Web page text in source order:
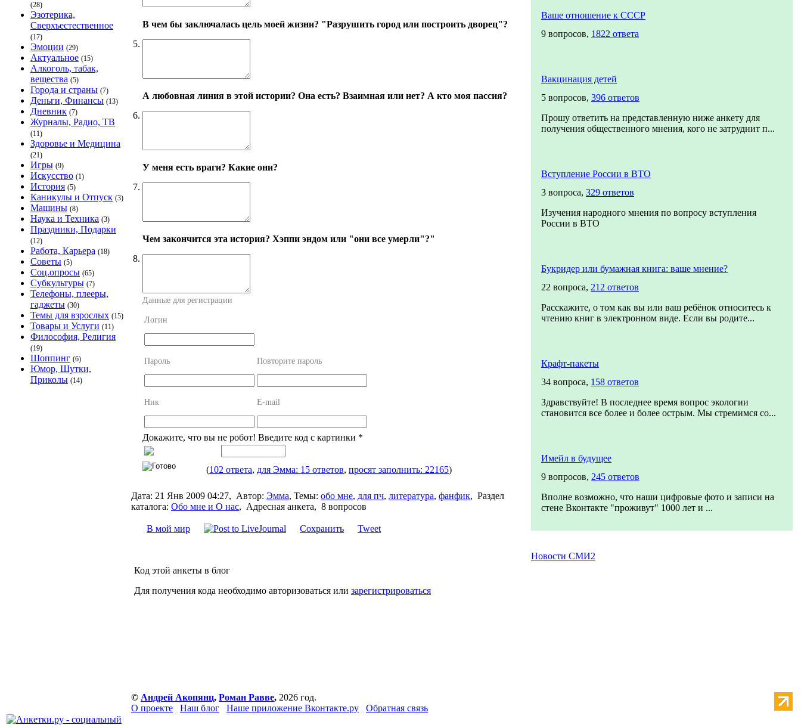
(28)
Эзотерика,
Сверхъестественное
(17)
Эмоции (29)
Актуальное (15)
Алкоголь, табак,
вещества (5)
Города и страны (7)
Деньги, Финансы (13)
Дневник (7)
Журналы, Радио, ТВ
(11)
Здоровье и Медицина
(21)
Игры (9)
Искусство (1)
История (5)
Каникулы и Отпуск (3)
Машины (8)
Наука и Техника (3)
Праздники, Подарки
(12)
Работа, Карьера (18)
Советы (5)
Соц.опросы (65)
Субкультуры (7)
Телефоны, плееры,
гаджеты (30)
Темы для взрослых (15)
Товары и Услуги (11)
Философия, Религия
(19)
Шоппинг (6)
Юмор, Шутки,
Приколы (14)
5.
В чем бы заключалась цель моей жизни? "Разрушить город или построить дворец"?
6.
А любовная линия в этой истории? Она есть? Взаимная или нет? А кто моя пассия?
7.
У меня есть враги? Какие они?
8.
Чем закончится эта история? Хэппи эндом или "они все умерли"?"
Данные для регистрации
Логин
Пароль Повторите пароль
Ник E-mail
Докажите, что вы не робот! Введите код с картинки *
(102 ответа, для Эмма: 15 ответов, просят заполнить: 22165)
Дата: 21 Янв 2009 04:27, Автор: Эмма, Темы: обо мне, для пч, литература, фанфик, Раздел
каталога: Обо мне и О нас, Адресная анкета, 8 вопросов
В мой мир Сохранить Tweet
Код этой анкеты в блог
Для получения кода необходимо авторизоваться или зарегистрироваться
Ваше отношение к СССР
9 вопросов, 1822 ответа
Вакцинация детей
5 вопросов, 396 ответов
Прошу ответить на представленную ниже анкету для
получения общественного мнения, кого не затруднит п...
Вступление России в ВТО
3 вопроса, 329 ответов
Изучения народного мнения по вопросу вступления
России в ВТО
Букридер или бумажная книга: ваше мнение?
22 вопроса, 212 ответов
Расскажите, о том как вы или ваш ребёнок относитесь к
чтению книг в электронном виде. Если вы родите...
Крафт-пакеты
34 вопроса, 158 ответов
Здравствуйте! В последнее время вопрос экологии
становится все более и более острым. Мы стремимся со...
Имейл в будущее
9 вопросов, 245 ответов
Вполне возможно, что наши цифровые фото и записи на
стене Вконтакте "проживут" 1000 лет и ...
Новости СМИ2
© Андрей Акопянц, Роман Равве, 2026 год.
О проекте
Наш блог Наше приложение Вконтакте.ру Обратная связь